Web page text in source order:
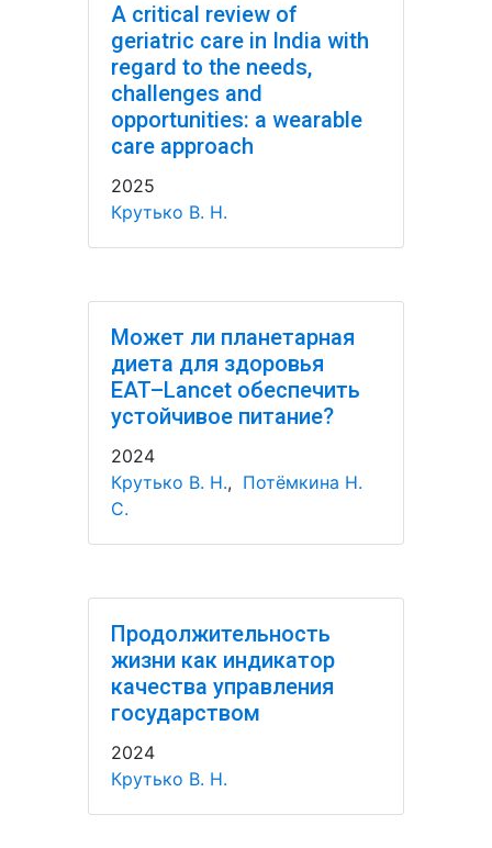
A critical review of
geriatric care in India with
regard to the needs,
challenges and
opportunities: a wearable
care approach
2025
Крутько В. Н.
Может ли планетарная
диета для здоровья
EAT–Lancet обеспечить
устойчивое питание?
2024
Крутько В. Н., Потёмкина Н.
С.
Продолжительность
жизни как индикатор
качества управления
государством
2024
Крутько В. Н.